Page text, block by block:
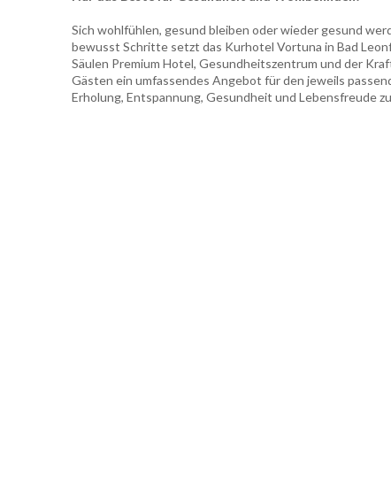
Sich wohlfühlen, gesund bleiben oder wieder gesund
bewusst Schritte setzt das Kurhotel Vortuna in Bad
Säulen Premium Hotel, Gesundheitszentrum und der
Gästen ein umfassendes Angebot für den jeweils
Erholung, Entspannung, Gesundheit und Lebensfreude